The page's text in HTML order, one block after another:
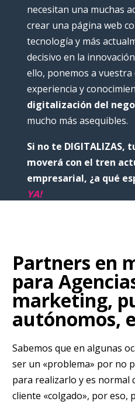
necesitan una muchas
crear una página web
tecnología y más
decisivo en la
ello, ponemos a
experiencia y
digitalización del
mucho más asequibles.
Si no te DIGITALIZAS,
moverá con el tren
empresarial, ¿a qué
YA!
Partners en
para
marketing,
autónomos,
Sabemos que en algunas
ser un «problema» por no
para realizarlo y es normal
cliente «colgado», por eso,